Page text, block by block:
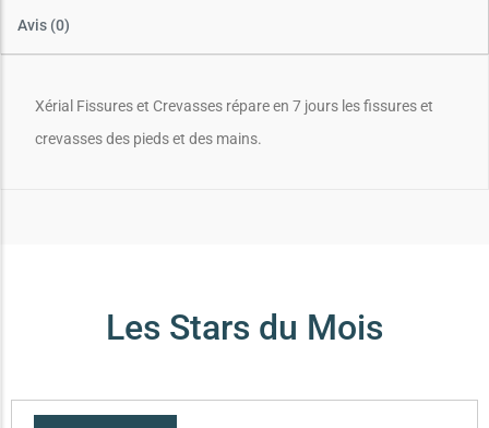
Avis (0)
Xérial Fissures et Crevasses répare en 7 jours les fissures et
crevasses des pieds et des mains.
Les Stars du Mois